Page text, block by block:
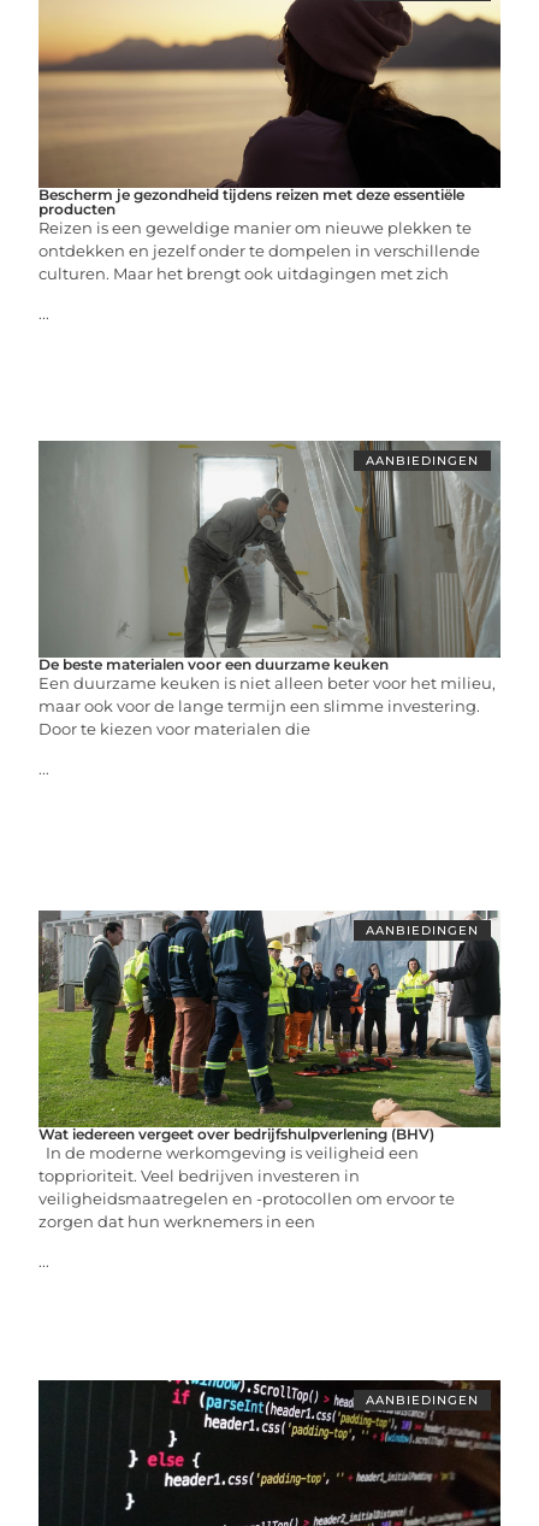
Bescherm je gezondheid tijdens reizen met deze essentiële
producten
Reizen is een geweldige manier om nieuwe plekken te
ontdekken en jezelf onder te dompelen in verschillende
culturen. Maar het brengt ook uitdagingen met zich
...
AANBIEDINGEN
De beste materialen voor een duurzame keuken
Een duurzame keuken is niet alleen beter voor het milieu,
maar ook voor de lange termijn een slimme investering.
Door te kiezen voor materialen die
...
AANBIEDINGEN
Wat iedereen vergeet over bedrijfshulpverlening (BHV)
In de moderne werkomgeving is veiligheid een
topprioriteit. Veel bedrijven investeren in
veiligheidsmaatregelen en -protocollen om ervoor te
zorgen dat hun werknemers in een
...
AANBIEDINGEN